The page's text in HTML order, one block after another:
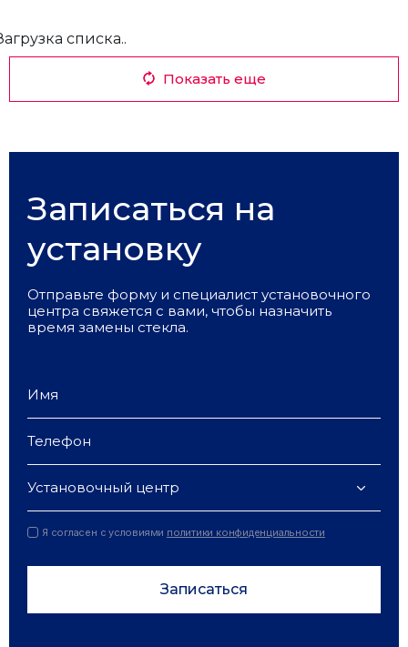
списка..
Показать еще
Записаться на
установку
Отправьте форму и специалист установочного
центра свяжется с вами, чтобы назначить
время замены стекла.
Установочный центр
Я согласен с условиями политики конфиденциальности
Записаться